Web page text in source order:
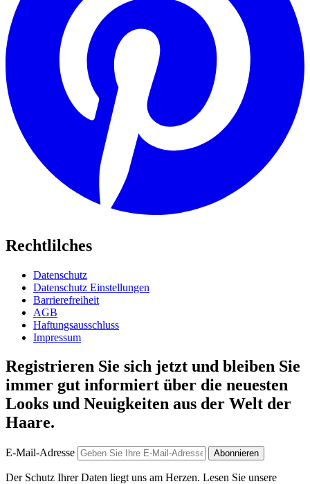
Rechtlilches
Datenschutz
Datenschutz Einstellungen
Barrierefreiheit
AGB
Haftungsausschluss
Impressum
Registrieren Sie sich jetzt und bleiben Sie
immer gut informiert über die neuesten
Looks und Neuigkeiten aus der Welt der
Haare.
E-Mail-Adresse Abonnieren
Der Schutz Ihrer Daten liegt uns am Herzen. Lesen Sie unsere